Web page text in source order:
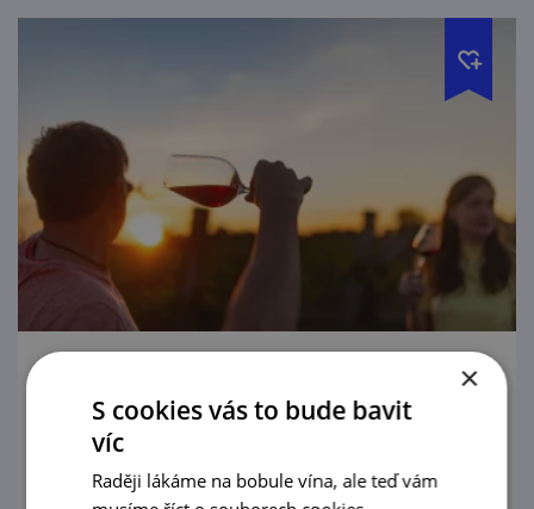
Svatovavřinecké noční otevřené sklepy v
Bořeticích
×
S cookies vás to bude bavit
víc
Raději lákáme na bobule vína, ale teď vám